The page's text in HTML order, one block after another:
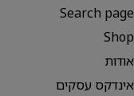
Search page
Shop
אודות
אינדקס עסקים